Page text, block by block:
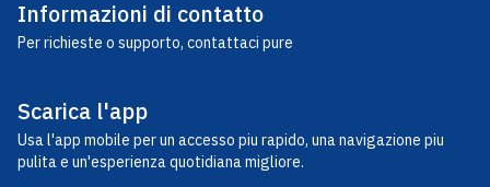
Informazioni di contatto
Per richieste o supporto, contattaci pure
Scarica l'app
Usa l'app mobile per un accesso piu rapido, una navigazione piu
pulita e un'esperienza quotidiana migliore.